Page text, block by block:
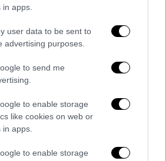
apps.
user data to be sent to
advertising purposes.
to send me
to enable storage
like cookies on web or
apps.
to enable storage
ταεύκολα θέματα
είναι και το
πάτε να λύσετε αυτό
τα καταφέρετε θα σας
κάτι που μαςδυσκολεύει
εξέτασης. Προχωράμε,
ξέρουμε και μετά